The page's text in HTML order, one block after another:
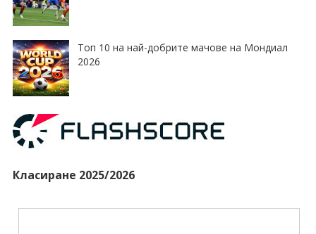
Топ 10 на най-добрите мачове на Мондиал
2026
Класиране 2025/2026